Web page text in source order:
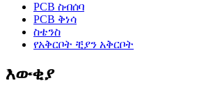
PCB ስብሰባ
PCB ቅነሳ
ስቴንስ
የአቅርቦት ቺያን አቅርቦት
እውቂያ